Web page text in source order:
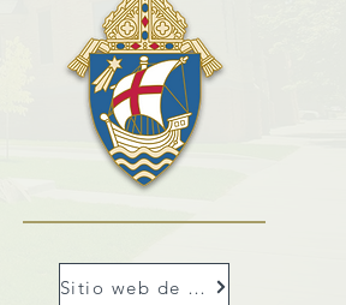
Sitio web de Dioslc